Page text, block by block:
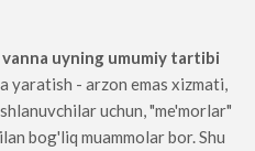
vanna uyning umumiy tartibi
yaratish - arzon emas xizmati,
uchun, "me'morlar"
bog'liq muammolar bor. Shu